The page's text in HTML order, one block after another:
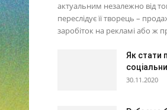
актуальним незалежно від
переслідує її творець –
заробіток на рекламі або ж
Як стати
30.11.2020